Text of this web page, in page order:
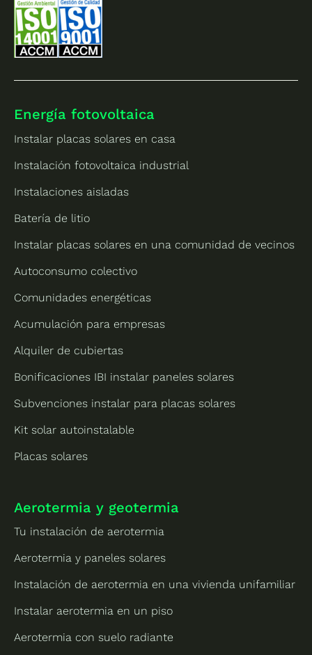
Energía fotovoltaica
Instalar placas solares en casa
Instalación fotovoltaica industrial
Instalaciones aisladas
Batería de litio
Instalar placas solares en una comunidad de vecinos
Autoconsumo colectivo
Comunidades energéticas
Acumulación para empresas
Alquiler de cubiertas
Bonificaciones IBI instalar paneles solares
Subvenciones instalar para placas solares
Kit solar autoinstalable
Placas solares
Aerotermia y geotermia
Tu instalación de aerotermia
Aerotermia y paneles solares
Instalación de aerotermia en una vivienda unifamiliar
Instalar aerotermia en un piso
Aerotermia con suelo radiante